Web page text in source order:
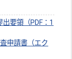
要領（PDF：1
申請書（エク